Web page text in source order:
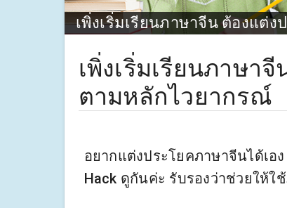
เพิ่งเริ่มเรียนภาษาจีน ต้องแต่
เพิ่งเริ่มเรียนภาษา
ตามหลักไวยากรณ์
อยากแต่งประโยคภาษาจีนได้เอ
Hack ดูกันค่ะ รับรองว่าช่วยให้